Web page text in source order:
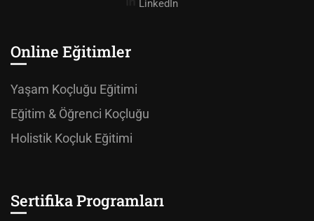
LinkedIn
Online Eğitimler
Yaşam Koçluğu Eğitimi
Eğitim & Öğrenci Koçluğu
Holistik Koçluk Eğitimi
Sertifika Programları